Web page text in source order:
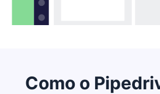
as conquistas a serem replicadas e os
Como o